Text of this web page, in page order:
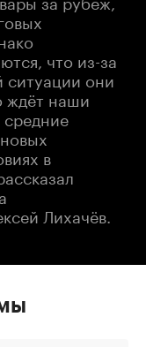
что из-за
ситуации они
ждёт наши
средние
в
Лихачёв.